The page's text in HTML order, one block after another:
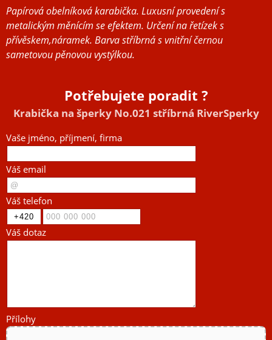
Papírová obelníková karabička. Luxusní provedení s
metalickým měnícím se efektem. Určení na řetízek s
přívěskem,náramek. Barva stříbrná s vnitřní černou
sametovou pěnovou vystýlkou.
Potřebujete poradit ?
Krabička na šperky No.021 stříbrná RiverSperky
Vaše jméno, příjmení, firma
Váš email
Váš telefon
Váš dotaz
Přílohy